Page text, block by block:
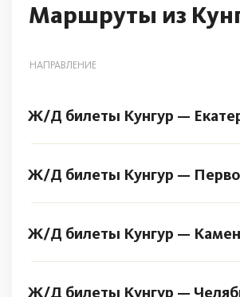
Маршруты из
НАПРАВЛЕНИЕ
Ж/Д билеты Кунгур —
Ж/Д билеты Кунгур —
Ж/Д билеты Кунгур —
Ж/Д билеты Кунгур —